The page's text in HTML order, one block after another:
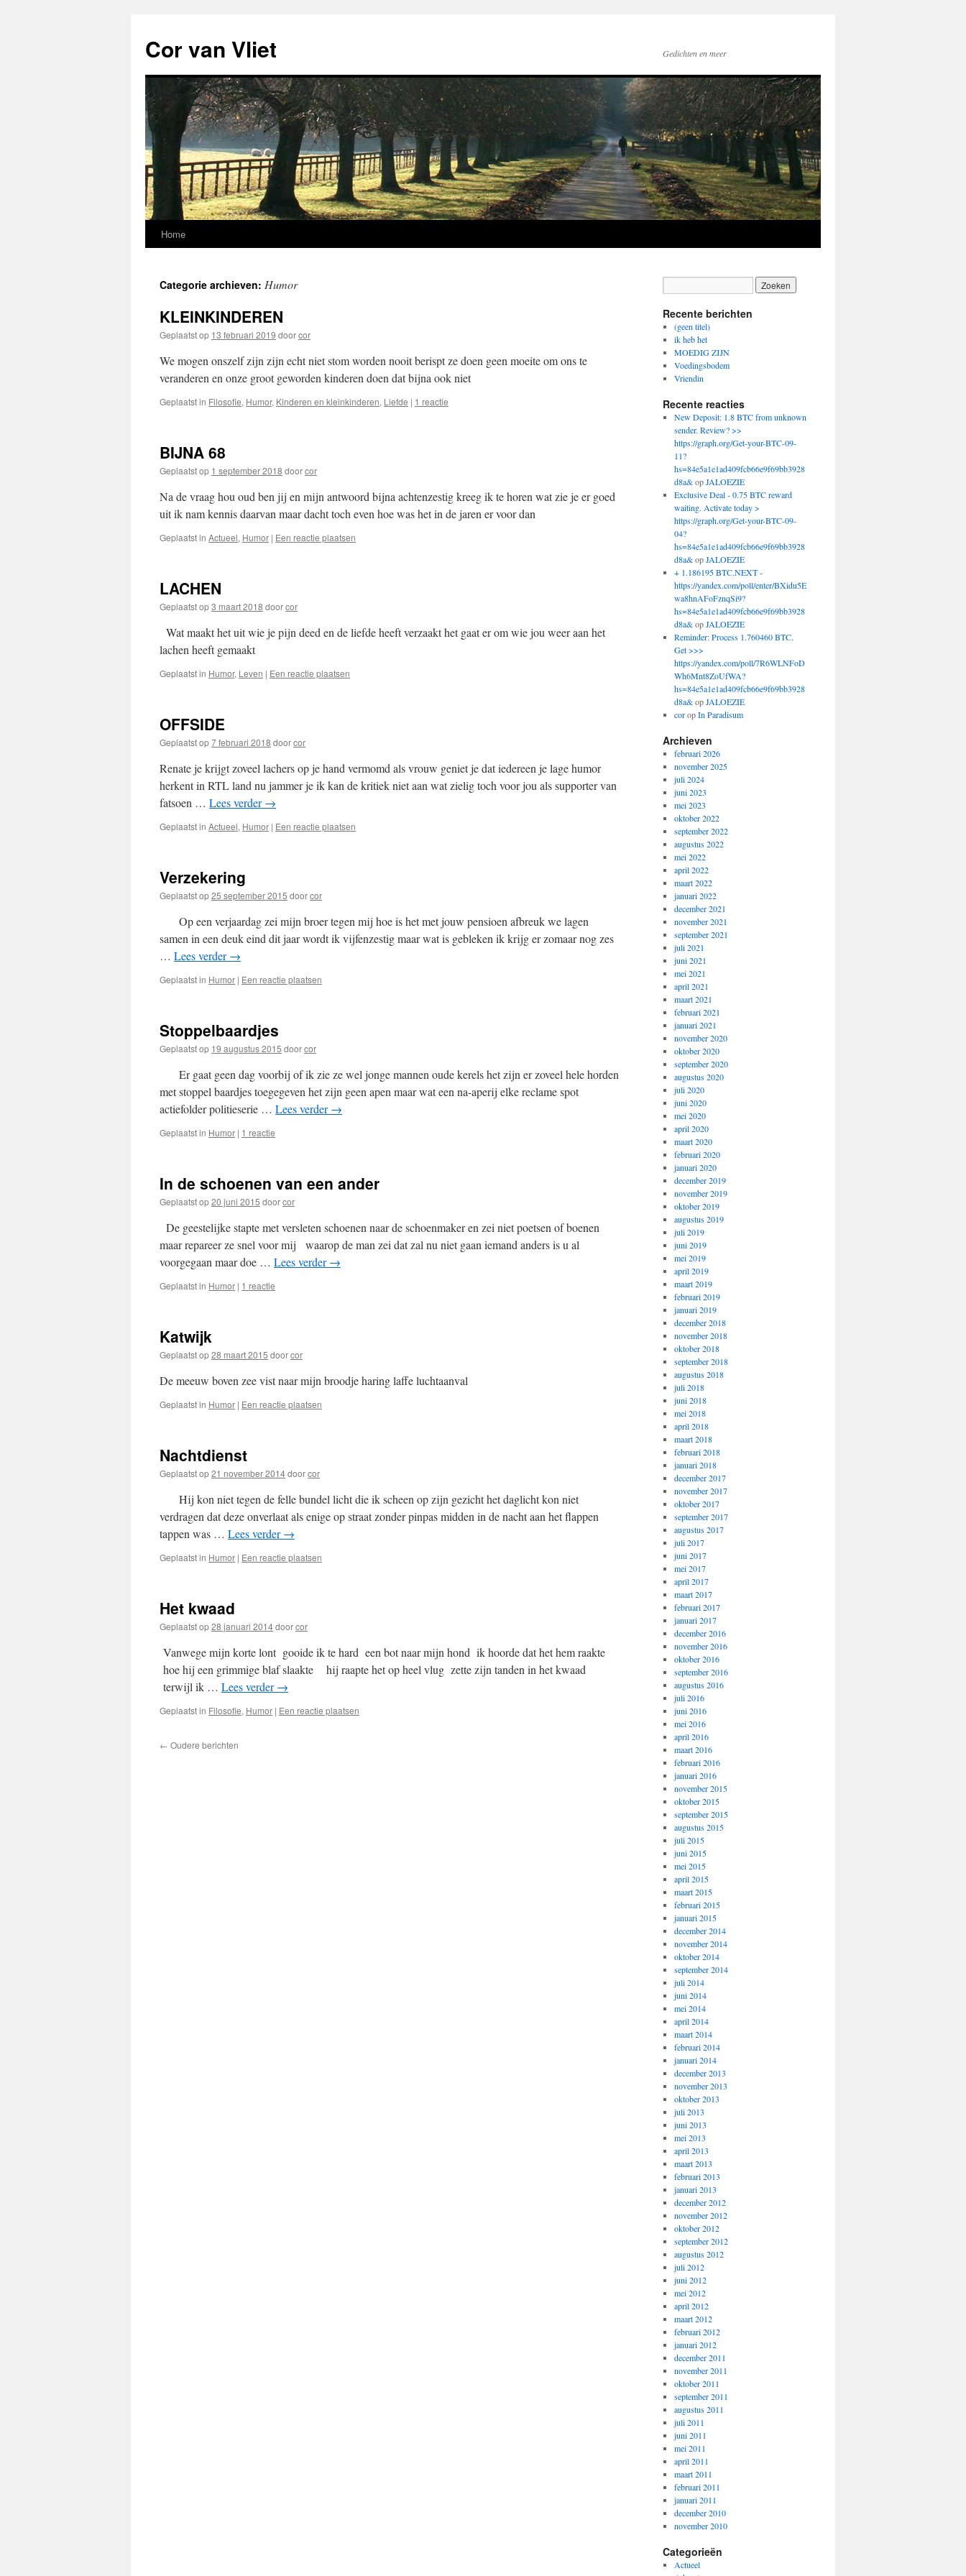
de
inhoud
Cor van Vliet Gedichten en meer
Home
Categorie archieven: Humor
KLEINKINDEREN
Geplaatst op 13 februari 2019 doorcor
We mogen onszelf zijn zijn echt niet stom worden nooit berispt ze doen geen moeite om ons te
veranderen en onze groot geworden kinderen doen dat bijna ook niet
Geplaatst in Filosofie, Humor, Kinderen en kleinkinderen, Liefde | 1 reactie
BIJNA 68
Geplaatst op 1 september 2018 doorcor
Na de vraag hou oud ben jij en mijn antwoord bijna achtenzestig kreeg ik te horen wat zie je er goed
uit ik nam kennis daarvan maar dacht toch even hoe was het in de jaren er voor dan
Geplaatst in Actueel, Humor | Een reactie plaatsen
LACHEN
Geplaatst op3 maart 2018 doorcor
Wat maakt het uit wie je pijn deed en de liefde heeft verzaakt het gaat er om wie jou weer aan het
lachen heeft gemaakt
Geplaatst in Humor, Leven | Een reactie plaatsen
OFFSIDE
Geplaatst op7 februari 2018 doorcor
Renate je krijgt zoveel lachers op je hand vermomd als vrouw geniet je dat iedereen je lage humor
herkent in RTL land nu jammer je ik kan de kritiek niet aan wat zielig toch voor jou als supporter van
fatsoen … Lees verder→
Geplaatst in Actueel, Humor | Een reactie plaatsen
Verzekering
Geplaatst op25 september 2015 doorcor
Op een verjaardag zei mijn broer tegen mij hoe is het met jouw pensioen afbreuk we lagen
samen in een deuk eind dit jaar wordt ik vijfenzestig maar wat is gebleken ik krijg er zomaar nog zes
… Lees verder→
Geplaatst in Humor | Een reactie plaatsen
Stoppelbaardjes
Geplaatst op 19 augustus 2015 doorcor
Er gaat geen dag voorbij of ik zie ze wel jonge mannen oude kerels het zijn er zoveel hele horden
met stoppel baardjes toegegeven het zijn geen apen maar wat een na-aperij elke reclame spot
actiefolder politieserie … Lees verder→
Geplaatst in Humor | 1 reactie
In de schoenen van een ander
Geplaatst op20 juni 2015 doorcor
De geestelijke stapte met versleten schoenen naar de schoenmaker en zei niet poetsen of boenen
maar repareer ze snel voor mij waarop de man zei dat zal nu niet gaan iemand anders is u al
voorgegaan maar doe … Lees verder→
Geplaatst in Humor | 1 reactie
Katwijk
Geplaatst op28 maart 2015 doorcor
De meeuw boven zee vist naar mijn broodje haring laffe luchtaanval
Geplaatst in Humor | Een reactie plaatsen
Nachtdienst
Geplaatst op21 november 2014doorcor
Hij kon niet tegen de felle bundel licht die ik scheen op zijn gezicht het daglicht kon niet
verdragen dat deze onverlaat als enige op straat zonder pinpas midden in de nacht aan het flappen
tappen was … Lees verder→
Geplaatst in Humor | Een reactie plaatsen
Het kwaad
Geplaatst op28 januari 2014doorcor
Vanwege mijn korte lont gooide ik te hard een bot naar mijn hond ik hoorde dat het hem raakte
hoe hij een grimmige blaf slaakte hij raapte het op heel vlug zette zijn tanden in het kwaad
terwijl ik … Lees verder→
Geplaatst in Filosofie, Humor | Een reactie plaatsen
← Oudere berichten
Recente berichten
(geen titel)
ik heb het
MOEDIG ZIJN
Voedingsbodem
Vriendin
Recente reacties
New Deposit: 1.8 BTC from unknown
sender. Review? >>
https://graph.org/Get-your-BTC-09-
11?
hs=84e5a1e1ad409fcb66e9f69bb3928
d8a&opJALOEZIE
Exclusive Deal - 0.75 BTC reward
waiting. Activate today >
https://graph.org/Get-your-BTC-09-
04?
hs=84e5a1e1ad409fcb66e9f69bb3928
d8a&opJALOEZIE
+ 1.186195 BTC.NEXT -
https://yandex.com/poll/enter/BXidu5E
wa8hnAFoFznqSi9?
hs=84e5a1e1ad409fcb66e9f69bb3928
d8a&opJALOEZIE
Reminder: Process 1.760460 BTC.
Get >>>
https://yandex.com/poll/7R6WLNFoD
Wh6Mnt8ZoUfWA?
hs=84e5a1e1ad409fcb66e9f69bb3928
d8a&opJALOEZIE
coropIn Paradisum
Archieven
februari 2026
november 2025
juli 2024
juni 2023
mei 2023
oktober 2022
september 2022
augustus 2022
mei 2022
april 2022
maart 2022
januari 2022
december 2021
november 2021
september 2021
juli 2021
juni 2021
mei 2021
april 2021
maart 2021
februari 2021
januari 2021
november 2020
oktober 2020
september 2020
augustus 2020
juli 2020
juni 2020
mei 2020
april 2020
maart 2020
februari 2020
januari 2020
december 2019
november 2019
oktober 2019
augustus 2019
juli 2019
juni 2019
mei 2019
april 2019
maart 2019
februari 2019
januari 2019
december 2018
november 2018
oktober 2018
september 2018
augustus 2018
juli 2018
juni 2018
mei 2018
april 2018
maart 2018
februari 2018
januari 2018
december 2017
november 2017
oktober 2017
september 2017
augustus 2017
juli 2017
juni 2017
mei 2017
april 2017
maart 2017
februari 2017
januari 2017
december 2016
november 2016
oktober 2016
september 2016
augustus 2016
juli 2016
juni 2016
mei 2016
april 2016
maart 2016
februari 2016
januari 2016
november 2015
oktober 2015
september 2015
augustus 2015
juli 2015
juni 2015
mei 2015
april 2015
maart 2015
februari 2015
januari 2015
december 2014
november 2014
oktober 2014
september 2014
juli 2014
juni 2014
mei 2014
april 2014
maart 2014
februari 2014
januari 2014
december 2013
november 2013
oktober 2013
juli 2013
juni 2013
mei 2013
april 2013
maart 2013
februari 2013
januari 2013
december 2012
november 2012
oktober 2012
september 2012
augustus 2012
juli 2012
juni 2012
mei 2012
april 2012
maart 2012
februari 2012
januari 2012
december 2011
november 2011
oktober 2011
september 2011
augustus 2011
juli 2011
juni 2011
mei 2011
april 2011
maart 2011
februari 2011
januari 2011
december 2010
november 2010
Categorieën
Actueel